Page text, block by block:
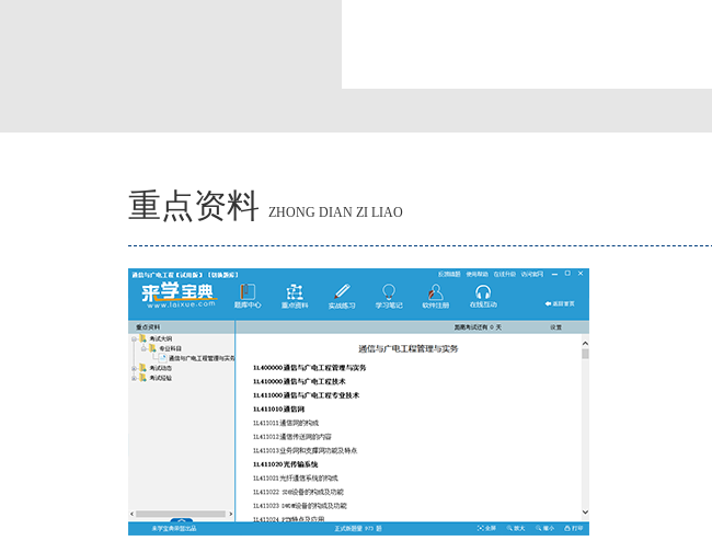
重点资料 ZHONG DIAN ZI LIAO